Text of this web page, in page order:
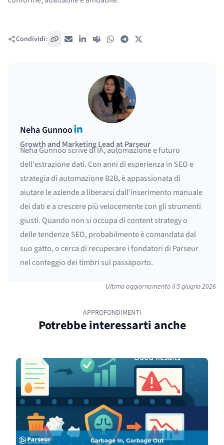
Condividi: Copia link
Email LinkedIn
Teams WhatsAppTelegram
Neha GunnooLinkedIn
Growth and Marketing Lead at Parseur
Neha Gunnoo scrive di IA, automazione e futuro
dell'estrazione dati. Con anni di esperienza in SEO e
strategia di automazione B2B, è appassionata di
aiutare le aziende a liberarsi dall'inserimento manuale
dei dati e a crescere più velocemente con gli strumenti
giusti. Quando non si occupa di content strategy o
delle tendenze SEO, probabilmente è comandata dal
suo gatto, o cerca di recuperare i fondatori di Parseur
nel conteggio dei timbri sul passaporto.
Ultimo aggiornamento il5 giugno 2026
APPROFONDIMENTI
Potrebbe interessarti anche